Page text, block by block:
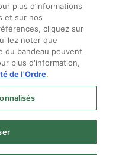
plus d’informations
et sur nos
cliquez sur
noter que
du bandeau peuvent
plus d'information,
de l'Ordre.